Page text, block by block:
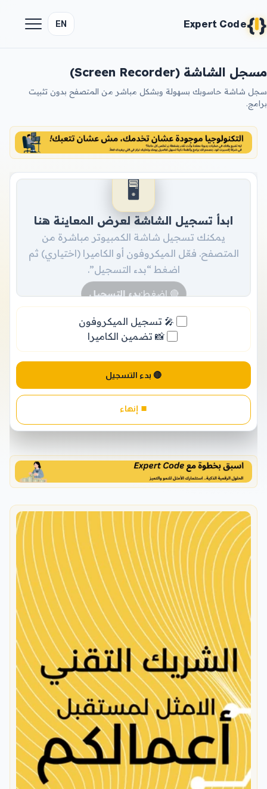
{}
Expert Code
EN
مسجل الشاشة (Screen Recorder)
سجل شاشة حاسوبك بسهولة وبشكل مباشر من المتصفح بدون تثبيت
برامج.
🖥️
ابدأ تسجيل الشاشة لعرض المعاينة هنا
يمكنك تسجيل شاشة الكمبيوتر مباشرة من
المتصفح. فعّل الميكروفون أو الكاميرا (اختياري) ثم
اضغط “بدء التسجيل”.
🔴 اضغط:بدء التسجيل
🎤 تسجيل الميكروفون
📸 تضمين الكاميرا
🔴 بدء التسجيل
⏹️ إنهاء